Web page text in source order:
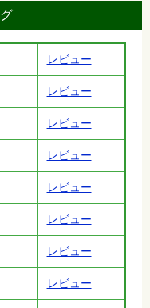
レビュー
レビュー
レビュー
レビュー
レビュー
レビュー
レビュー
レビュー